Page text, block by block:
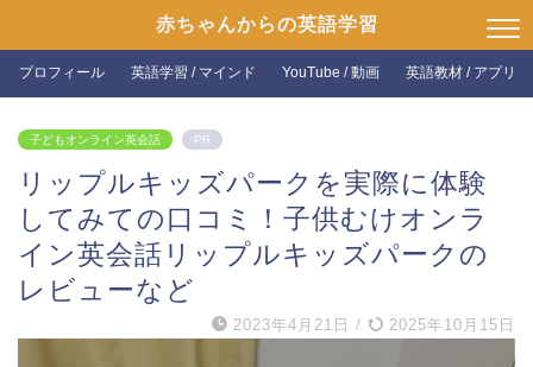
赤ちゃんからの英語学習
プロフィール 英語学習 / マインド YouTube / 動画 英語教材 / アプリ
子どもオンライン英会話 PR
リップルキッズパークを実際に体験
してみての口コミ！子供むけオンラ
イン英会話リップルキッズパークの
レビューなど
2023年4月21日 / 2025年10月15日